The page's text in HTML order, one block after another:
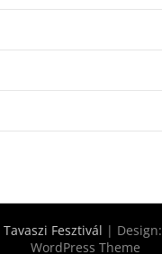
Fesztivál | Design:
WordPress Theme